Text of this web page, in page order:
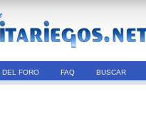
DEL FORO FAQ BUSCAR